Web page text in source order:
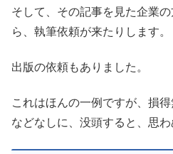
そして、その記事を見た企業
ら、執筆依頼が来たりします。
出版の依頼もありました。
これはほんの一例ですが、損
などなしに、没頭すると、思わ